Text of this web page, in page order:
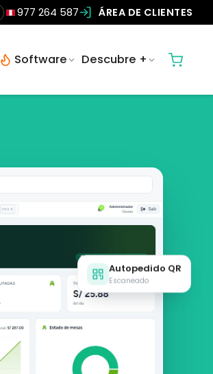
977 264 587 ÁREA DE CLIENTES
Software Descubre +
Autopedido QR
Escaneado